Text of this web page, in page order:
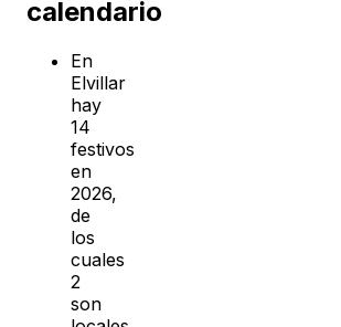
calendario
En
Elvillar
hay
14
festivos
en
2026,
de
los
cuales
2
son